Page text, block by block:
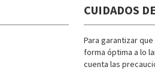
CUIDADOS
Para garantizar
forma óptima a lo
cuenta las